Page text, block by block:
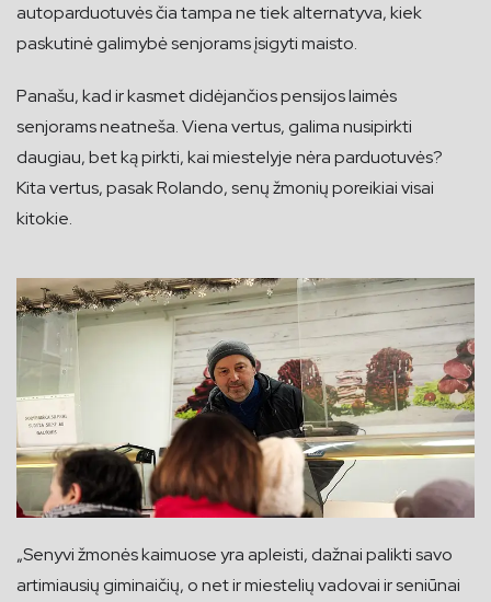
autoparduotuvės čia tampa ne tiek alternatyva, kiek
paskutinė galimybė senjorams įsigyti maisto.
Panašu, kad ir kasmet didėjančios pensijos laimės
senjorams neatneša. Viena vertus, galima nusipirkti
daugiau, bet ką pirkti, kai miestelyje nėra parduotuvės?
Kita vertus, pasak Rolando, senų žmonių poreikiai visai
kitokie.
„Senyvi žmonės kaimuose yra apleisti, dažnai palikti savo
artimiausių giminaičių, o net ir miestelių vadovai ir seniūnai